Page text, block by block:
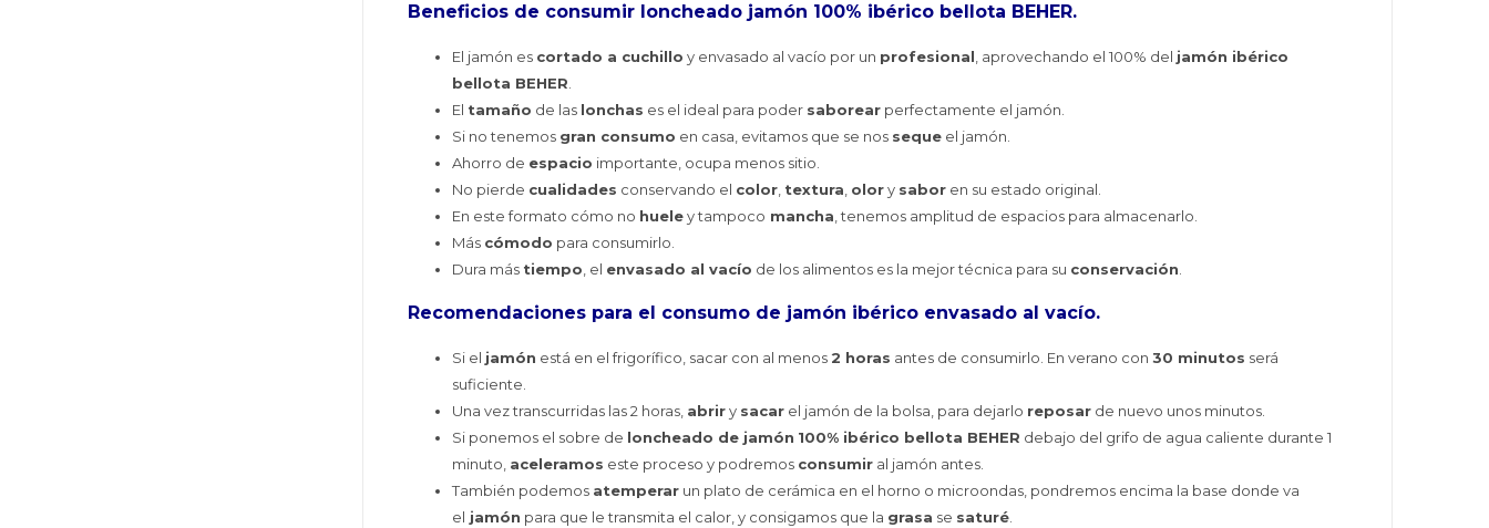
Beneficios de consumir loncheado jamón 100% ibérico bellota BEHER.
El jamón es cortado a cuchillo y envasado al vacío por un profesional, aprovechando el 100% del jamón ibérico
bellota BEHER.
El tamaño de las lonchas es el ideal para poder saborear perfectamente el jamón.
Si no tenemos gran consumo en casa, evitamos que se nos seque el jamón.
Ahorro de espacio importante, ocupa menos sitio.
No pierde cualidades conservando el color, textura, olory sabor en su estado original.
En este formato cómo no hueley tampoco mancha, tenemos amplitud de espacios para almacenarlo.
Más cómodo para consumirlo.
Dura más tiempo, el envasado al vacío de los alimentos es la mejor técnica para su conservación.
Recomendaciones para el consumo de jamón ibérico envasado al vacío.
Si el jamón está en el frigorífico, sacar con al menos2 horas antes de consumirlo. En verano con 30 minutos será
suficiente.
Una vez transcurridas las 2 horas, abriry sacar el jamón de la bolsa, para dejarlo reposar de nuevo unos minutos.
Si ponemos el sobre de loncheado de jamón 100% ibérico bellota BEHER debajo del grifo de agua caliente durante 1
minuto, aceleramos este proceso y podremos consumir al jamón antes.
También podemos atemperar un plato de cerámica en el horno o microondas, pondremos encima la base donde va
el jamón para que le transmita el calor, y consigamos que la grasa se saturé.